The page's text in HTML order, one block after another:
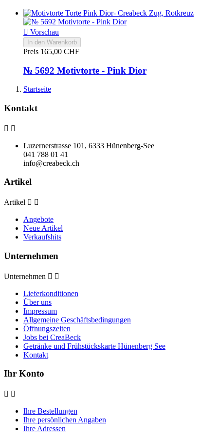
 Vorschau
In den Warenkorb
Preis 165,00 CHF
№ 5692 Motivtorte - Pink Dior
Startseite
Kontakt
 
Luzernerstrasse 101, 6333 Hünenberg-See
041 788 01 41
info@creabeck.ch
Artikel
Artikel  
Angebote
Neue Artikel
Verkaufshits
Unternehmen
Unternehmen  
Lieferkonditionen
Über uns
Impressum
Allgemeine Geschäftsbedingungen
Öffnungszeiten
Jobs bei CreaBeck
Getränke und Frühstückskarte Hünenberg See
Kontakt
Ihr Konto
 
Ihre Bestellungen
Ihre persönlichen Angaben
Ihre Adressen